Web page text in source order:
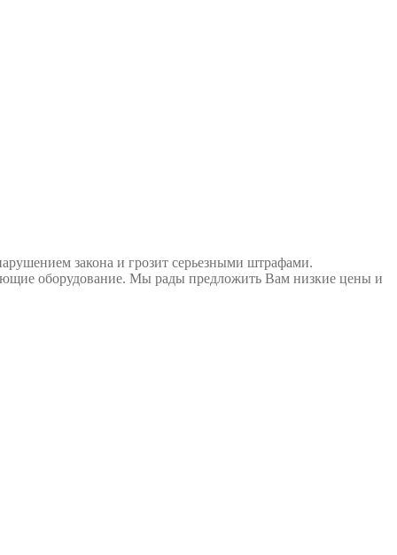
закона и грозит серьезными штрафами.
оборудование. Мы рады предложить Вам низкие цены и